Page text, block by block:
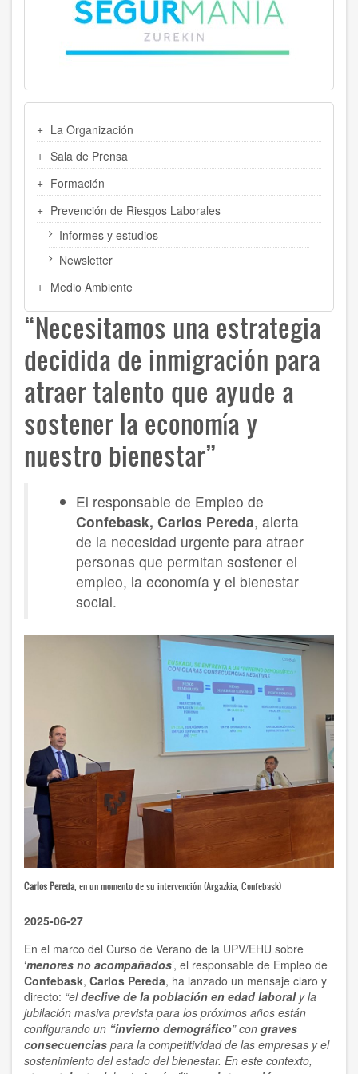
LATERAL
La Organización
Sala de Prensa
Formación
Prevención de Riesgos Laborales
Informes y estudios
Newsletter
Medio Ambiente
“Necesitamos una estrategia
decidida de inmigración para
atraer talento que ayude a
sostener la economía y
nuestro bienestar”
El responsable de Empleo de
Confebask, Carlos Pereda, alerta
de la necesidad urgente para atraer
personas que permitan sostener el
empleo, la economía y el bienestar
social.
Carlos Pereda , en un momento de su intervención (Argazkia, Confebask)
2025-06-27
En el marco del Curso de Verano de la UPV/EHU sobre
‘menores no acompañados’, el responsable de Empleo de
Confebask, Carlos Pereda, ha lanzado un mensaje claro y
directo: “eldeclive de la población en edad laboral y la
jubilación masiva prevista para los próximos años están
configurando un “invierno demográfico” con graves
consecuencias para la competitividad de las empresas y el
sostenimiento del estado del bienestar. En este contexto,